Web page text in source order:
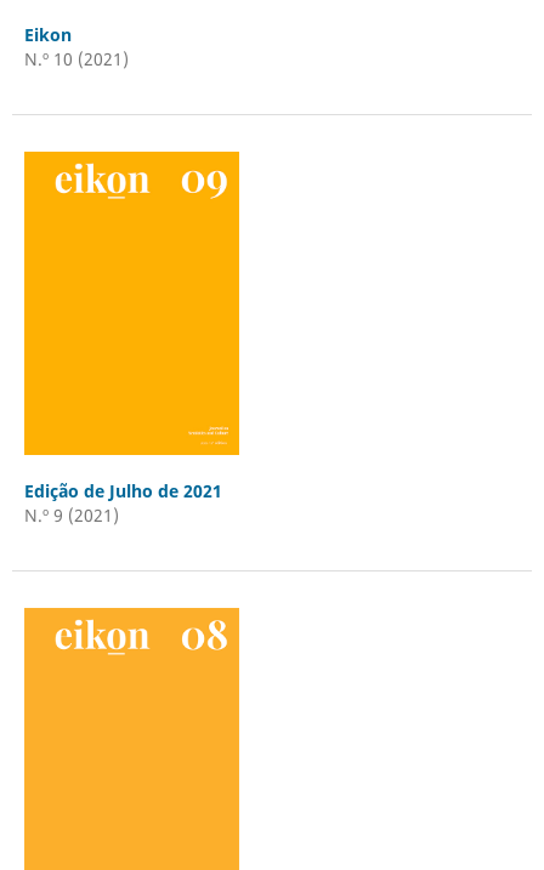
Eikon
N.º 10 (2021)
Edição de Julho de 2021
N.º 9 (2021)